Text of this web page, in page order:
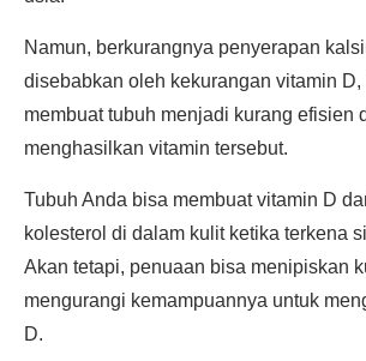
Namun, berkurangnya penyerapan
disebabkan oleh kekurangan vitamin
membuat tubuh menjadi kurang efisien
menghasilkan vitamin tersebut.
Tubuh Anda bisa membuat vitamin D
kolesterol di dalam kulit ketika terkena
Akan tetapi, penuaan bisa menipiskan
mengurangi kemampuannya untuk
D.